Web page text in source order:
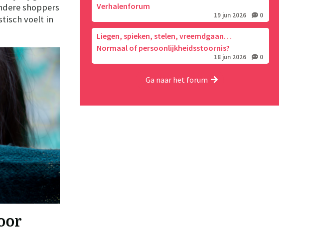
shoppers
voelt in
Verhalenforum
19 jun 2026 0
Liegen, spieken, stelen, vreemdgaan…
Normaal of persoonlijkheidsstoornis?
18 jun 2026 0
Ga naar het forum